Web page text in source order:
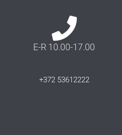
E-R 10.00-17.00
+372 53612222